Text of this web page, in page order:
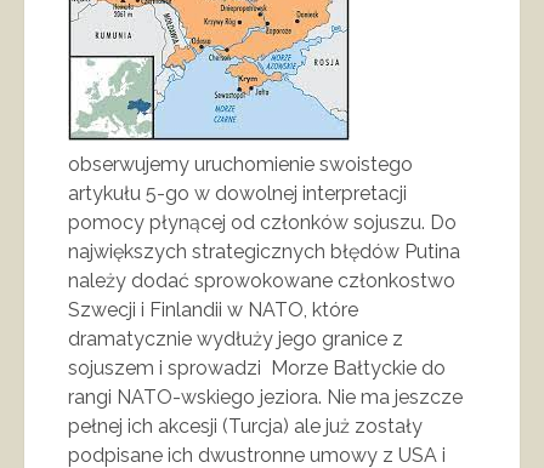
obserwujemy uruchomienie swoistego
artykułu 5-go w dowolnej interpretacji
pomocy płynącej od członków sojuszu. Do
największych strategicznych błędów Putina
należy dodać sprowokowane członkostwo
Szwecji i Finlandii w NATO, które
dramatycznie wydłuży jego granice z
sojuszem i sprowadzi Morze Bałtyckie do
rangi NATO-wskiego jeziora. Nie ma jeszcze
pełnej ich akcesji (Turcja) ale już zostały
podpisane ich dwustronne umowy z USA i